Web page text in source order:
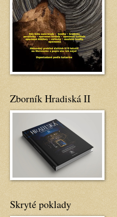
Zborník Hradiská II
Skryté poklady